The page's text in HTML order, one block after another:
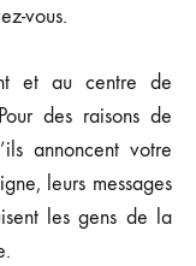
vous.
et au centre de
des raisons de
annoncent votre
leurs messages
les gens de la